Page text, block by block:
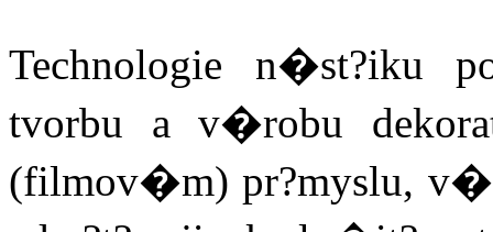
Technologie n�st?iku
tvorbu a v�robu
(filmov�m) pr?myslu,